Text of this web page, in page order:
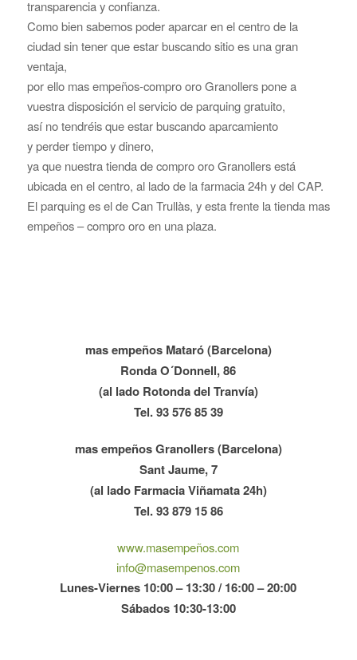
transparencia y confianza.
Como bien sabemos poder aparcar en el centro de la
ciudad sin tener que estar buscando sitio es una gran
ventaja,
por ello mas empeños-compro oro Granollers pone a
vuestra disposición el servicio de parquing gratuito,
así no tendréis que estar buscando aparcamiento
y perder tiempo y dinero,
ya que nuestra tienda de compro oro Granollers está
ubicada en el centro, al lado de la farmacia 24h y del CAP.
El parquing es el de Can Trullàs, y esta frente la tienda mas
empeños – compro oro en una plaza.
mas empeños Mataró (Barcelona)
Ronda O´Donnell, 86
(al lado Rotonda del Tranvía)
Tel. 93 576 85 39
mas empeños Granollers (Barcelona)
Sant Jaume, 7
(al lado Farmacia Viñamata 24h)
Tel. 93 879 15 86
www.masempeños.com
info@masempenos.com
Lunes-Viernes 10:00 – 13:30 / 16:00 – 20:00
Sábados 10:30-13:00